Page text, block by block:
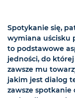
Spotykanie się,
wymiana uścisku
to podstawowe
jedności, do
zawsze mu
jakim jest dialog
zawsze spotkanie